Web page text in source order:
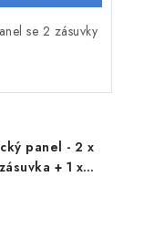
se 2 zásuvky
panel - 2 x
+ 1 x